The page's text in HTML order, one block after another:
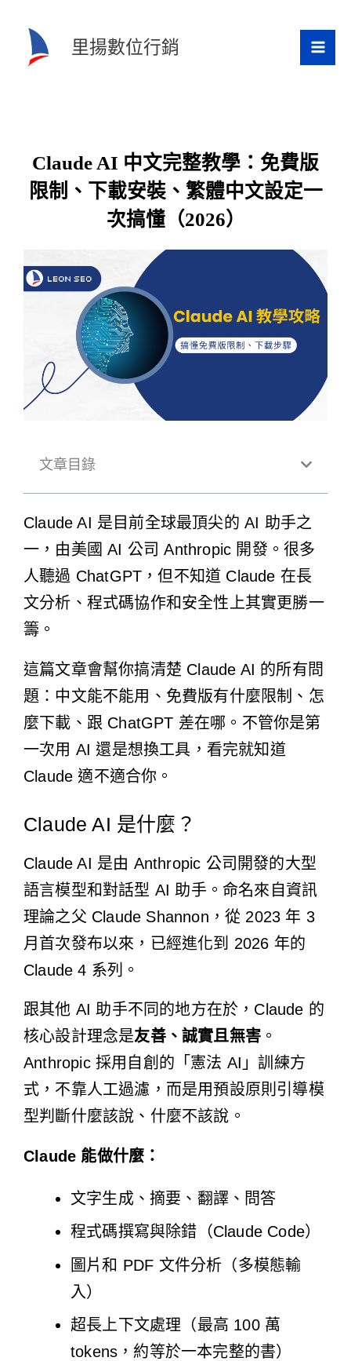
里揚數位行銷
Claude AI 中文完整教學：免費版
限制、下載安裝、繁體中文設定一
次搞懂（2026）
文章目錄
Claude AI 是目前全球最頂尖的 AI 助手之
一，由美國 AI 公司 Anthropic 開發。很多
人聽過 ChatGPT，但不知道 Claude 在長
文分析、程式碼協作和安全性上其實更勝一
籌。
這篇文章會幫你搞清楚 Claude AI 的所有問
題：中文能不能用、免費版有什麼限制、怎
麼下載、跟 ChatGPT 差在哪。不管你是第
一次用 AI 還是想換工具，看完就知道
Claude 適不適合你。
Claude AI 是什麼？
Claude AI 是由 Anthropic 公司開發的大型
語言模型和對話型 AI 助手。命名來自資訊
理論之父 Claude Shannon，從 2023 年 3
月首次發布以來，已經進化到 2026 年的
Claude 4 系列。
跟其他 AI 助手不同的地方在於，Claude 的
核心設計理念是友善、誠實且無害 。
Anthropic 採用自創的「憲法 AI」訓練方
式，不靠人工過濾，而是用預設原則引導模
型判斷什麼該說、什麼不該說。
Claude 能做什麼：
文字生成、摘要、翻譯、問答
程式碼撰寫與除錯（Claude Code）
圖片和 PDF 文件分析（多模態輸
入）
超長上下文處理（最高 100 萬
tokens，約等於一本完整的書）